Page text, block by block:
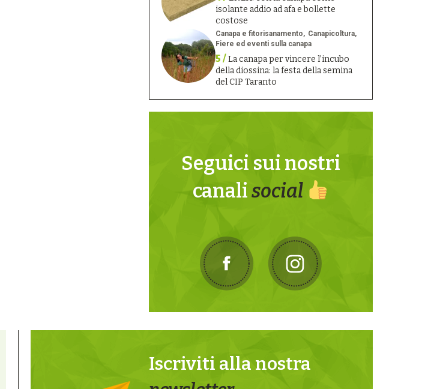
isolante addio ad afa e bollette
costose
Canapa e fitorisanamento
Canapicoltura
Fiere ed eventi sulla canapa
5 /La canapa per vincere l’incubo
della diossina: la festa della semina
del CIP Taranto
Seguici sui nostri
canalisocial
Iscriviti alla nostra